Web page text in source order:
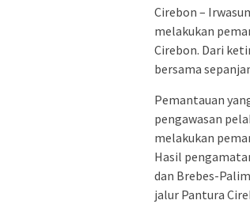
Cirebon –
melakukan
Cirebon. Dari
bersama
Pemantauan
pengawasan
melakukan
Hasil
dan Brebes-
jalur Pantura